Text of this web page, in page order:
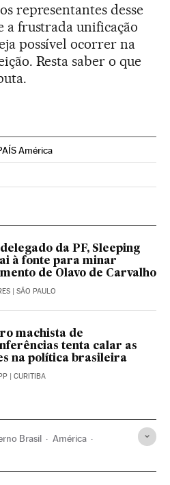
representantes desse
a frustrada unificação
possível ocorrer na
Resta saber o que
América
Twitter
en Facebook
da PF, Sleeping
à fonte para minar
de Olavo de Carvalho
| SÃO PAULO
machista de
tenta calar as
na política brasileira
| CURITIBA
Brasil América